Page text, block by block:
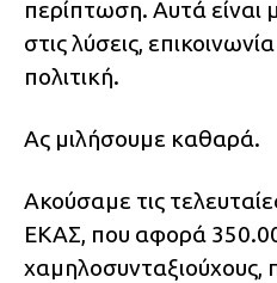
περίπτωση. Αυτά
στις λύσεις,
πολιτική.
Ας μιλήσουμε καθαρά.
Ακούσαμε τις
ΕΚΑΣ, που αφορά
χαμηλοσυνταξιούχους,